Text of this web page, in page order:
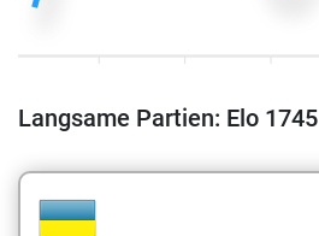
Langsame Partien: Elo 1745